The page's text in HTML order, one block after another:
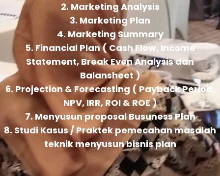
2. Marketing Analysis
3. Marketing Plan
4. Marketing Summary
5. Financial Plan ( Cash Flow, Income
Statement, Break Even Analysis dan
Balansheet )
6. Projection & Forecasting ( Payback Period,
NPV, IRR, ROI & ROE )
7. Menyusun proposal Busuness Plan
8. Studi Kasus / Praktek pemecahan masalah
teknik menyusun bisnis plan